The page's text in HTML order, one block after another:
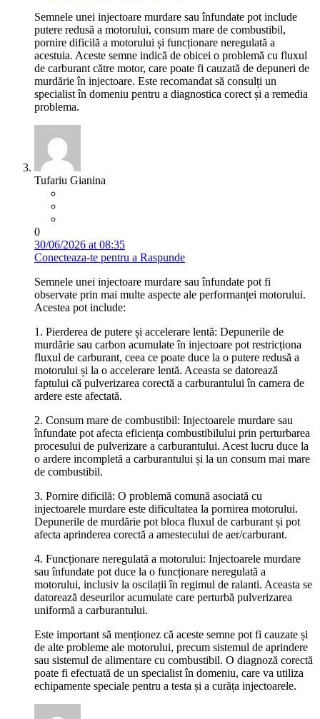
Semnele unei injectoare murdare sau înfundate pot include
putere redusă a motorului, consum mare de combustibil,
pornire dificilă a motorului și funcționare neregulată a
acestuia. Aceste semne indică de obicei o problemă cu fluxul
de carburant către motor, care poate fi cauzată de depuneri de
murdărie în injectoare. Este recomandat să consulți un
specialist în domeniu pentru a diagnostica corect și a remedia
problema.
Tufariu Gianina
0
30/06/2026 at 08:35
Conecteaza-te pentru a Raspunde
Semnele unei injectoare murdare sau înfundate pot fi
observate prin mai multe aspecte ale performanței motorului.
Acestea pot include:
1. Pierderea de putere și accelerare lentă: Depunerile de
murdărie sau carbon acumulate în injectoare pot restricționa
fluxul de carburant, ceea ce poate duce la o putere redusă a
motorului și la o accelerare lentă. Aceasta se datorează
faptului că pulverizarea corectă a carburantului în camera de
ardere este afectată.
2. Consum mare de combustibil: Injectoarele murdare sau
înfundate pot afecta eficiența combustibilului prin perturbarea
procesului de pulverizare a carburantului. Acest lucru duce la
o ardere incompletă a carburantului și la un consum mai mare
de combustibil.
3. Pornire dificilă: O problemă comună asociată cu
injectoarele murdare este dificultatea la pornirea motorului.
Depunerile de murdărie pot bloca fluxul de carburant și pot
afecta aprinderea corectă a amestecului de aer/carburant.
4. Funcționare neregulată a motorului: Injectoarele murdare
sau înfundate pot duce la o funcționare neregulată a
motorului, inclusiv la oscilații în regimul de ralanti. Aceasta se
datorează deseurilor acumulate care perturbă pulverizarea
uniformă a carburantului.
Este important să menționez că aceste semne pot fi cauzate și
de alte probleme ale motorului, precum sistemul de aprindere
sau sistemul de alimentare cu combustibil. O diagnoză corectă
poate fi efectuată de un specialist în domeniu, care va utiliza
echipamente speciale pentru a testa și a curăța injectoarele.